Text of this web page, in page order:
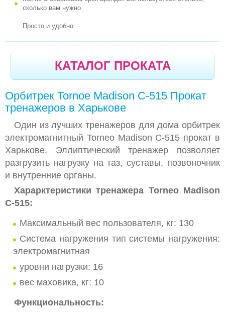
сколько вам нужно
Просто и удобно
КАТАЛОГ ПРОКАТА
Орбитрек Tornoe Madison C-515 Прокат
тренажеров в Харькове
Один из лучших тренажеров для дома орбитрек
электромагнитный Torneo Madison C-515 прокат в
Харькове. Эллиптический тренажер позволяет
разгрузить нагрузку на таз, суставы, позвоночник
и внутренние органы.
Харарктеристики тренажера Torneo Madison
C-515:
Максимальный вес пользователя, кг: 130
Система нагружения тип системы нагружения:
электромагнитная
уровни нагрузки: 16
вес маховика, кг: 10
Функциональность: